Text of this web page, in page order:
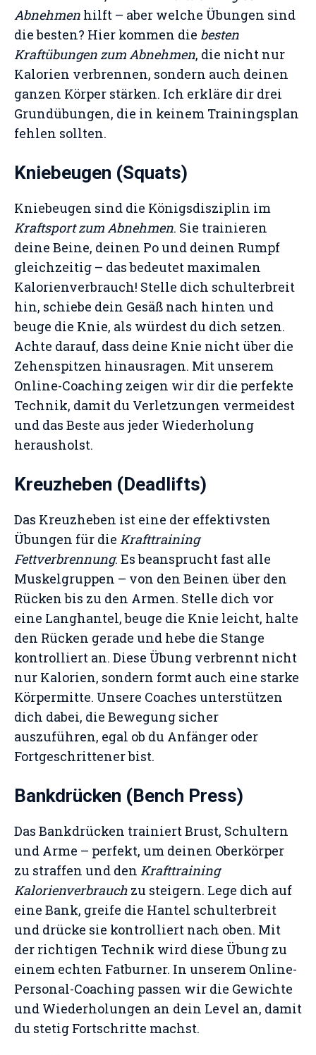
Abnehmen hilft – aber welche Übungen sind
die besten? Hier kommen die besten
Kraftübungen zum Abnehmen, die nicht nur
Kalorien verbrennen, sondern auch deinen
ganzen Körper stärken. Ich erkläre dir drei
Grundübungen, die in keinem Trainingsplan
fehlen sollten.
Kniebeugen (Squats)
Kniebeugen sind die Königsdisziplin im
Kraftsport zum Abnehmen. Sie trainieren
deine Beine, deinen Po und deinen Rumpf
gleichzeitig – das bedeutet maximalen
Kalorienverbrauch! Stelle dich schulterbreit
hin, schiebe dein Gesäß nach hinten und
beuge die Knie, als würdest du dich setzen.
Achte darauf, dass deine Knie nicht über die
Zehenspitzen hinausragen. Mit unserem
Online-Coaching zeigen wir dir die perfekte
Technik, damit du Verletzungen vermeidest
und das Beste aus jeder Wiederholung
herausholst.
Kreuzheben (Deadlifts)
Das Kreuzheben ist eine der effektivsten
Übungen für die Krafttraining
Fettverbrennung. Es beansprucht fast alle
Muskelgruppen – von den Beinen über den
Rücken bis zu den Armen. Stelle dich vor
eine Langhantel, beuge die Knie leicht, halte
den Rücken gerade und hebe die Stange
kontrolliert an. Diese Übung verbrennt nicht
nur Kalorien, sondern formt auch eine starke
Körpermitte. Unsere Coaches unterstützen
dich dabei, die Bewegung sicher
auszuführen, egal ob du Anfänger oder
Fortgeschrittener bist.
Bankdrücken (Bench Press)
Das Bankdrücken trainiert Brust, Schultern
und Arme – perfekt, um deinen Oberkörper
zu straffen und den Krafttraining
Kalorienverbrauch zu steigern. Lege dich auf
eine Bank, greife die Hantel schulterbreit
und drücke sie kontrolliert nach oben. Mit
der richtigen Technik wird diese Übung zu
einem echten Fatburner. In unserem Online-
Personal-Coaching passen wir die Gewichte
und Wiederholungen an dein Level an, damit
du stetig Fortschritte machst.